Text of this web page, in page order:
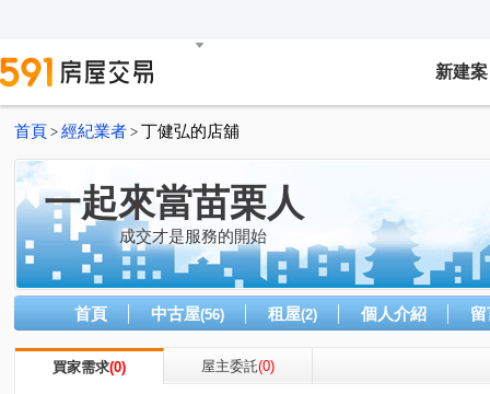
新建案
首頁 > 經紀業者 > 丁健弘的店舖
一起來當苗栗人
成交才是服務的開始
首頁 中古屋(56) 租屋(2) 個人介紹
買家需求(0) 屋主委託(0)